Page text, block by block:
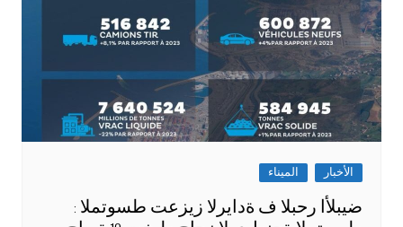
الأخبار الميناء
ضيبلأا رحبلا ف ةدايرلا زيزعت طسوتملا :